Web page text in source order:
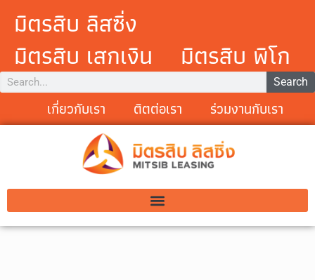
มิตรสิบ ลิสซิ่ง
มิตรสิบ เสกเงิน
มิตรสิบ พิโก
Search
เกี่ยวกับเรา ติตต่อเรา ร่วมงานกับเรา